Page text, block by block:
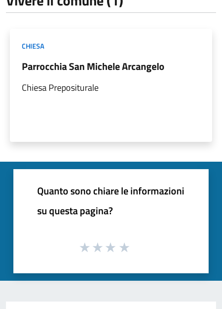
CHIESA
Parrocchia San Michele Arcangelo
Chiesa Prepositurale
Quanto sono chiare le informazioni
su questa pagina?